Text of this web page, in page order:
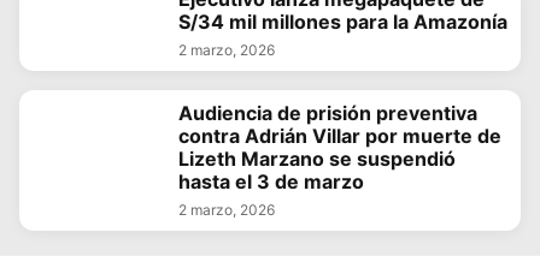
S/34 mil millones para la Amazonía
2 marzo, 2026
Audiencia de prisión preventiva
contra Adrián Villar por muerte de
Lizeth Marzano se suspendió
hasta el 3 de marzo
2 marzo, 2026